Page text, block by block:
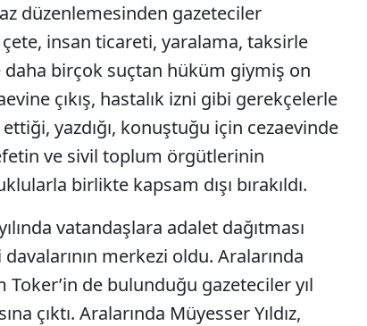
düzenlemesinden gazeteciler
çete, insan ticareti, yaralama, taksirle
birçok suçtan hüküm giymiş on
çıkış, hastalık izni gibi gerekçelerle
yazdığı, konuştuğu için cezaevinde
ve sivil toplum örgütlerinin
birlikte kapsam dışı bırakıldı.
vatandaşlara adalet dağıtması
merkezi oldu. Aralarında
de bulunduğu gazeteciler yıl
çıktı. Aralarında Müyesser Yıldız,